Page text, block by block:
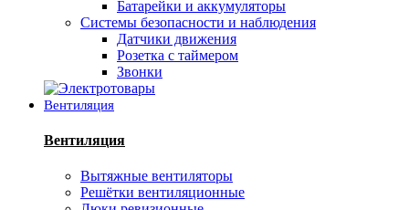
Батарейки и аккумуляторы
Системы безопасности и наблюдения
Датчики движения
Розетка с таймером
Звонки
Вентиляция
Вентиляция
Вытяжные вентиляторы
Решётки вентиляционные